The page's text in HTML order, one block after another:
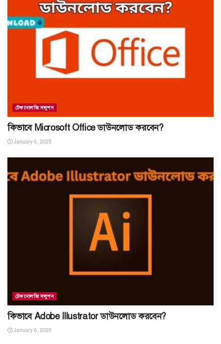
টেকনোলজি সলুশন
কিভাবে Microsoft Office ডাউনলোড করবেন?
January 6, 2025
টেকনোলজি সলুশন
কিভাবে Adobe Illustrator ডাউনলোড করবেন?
January 6, 2025